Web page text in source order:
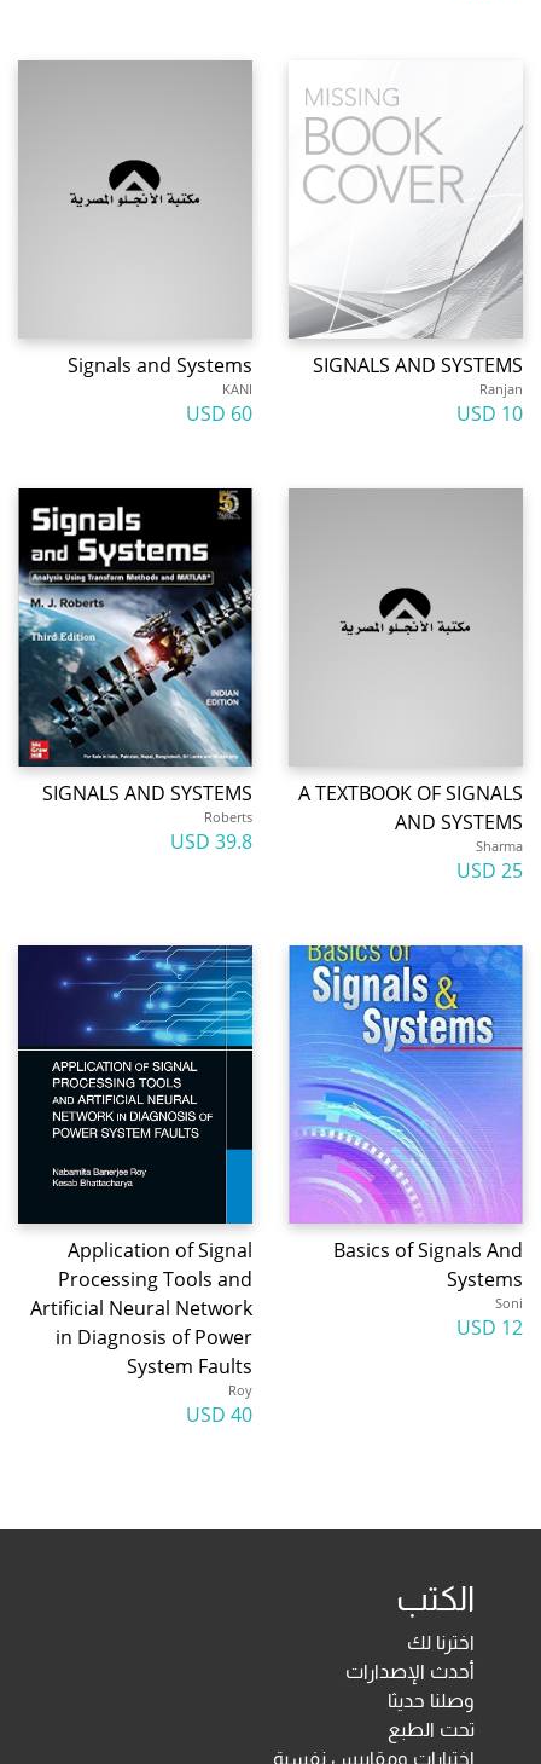
SIGNALS AND SYSTEMS
Ranjan
10 USD
Signals and Systems
KANI
60 USD
A TEXTBOOK OF SIGNALS
AND SYSTEMS
Sharma
25 USD
SIGNALS AND SYSTEMS
Roberts
39.8 USD
Basics of Signals And
Systems
Soni
12 USD
Application of Signal
Processing Tools and
Artificial Neural Network
in Diagnosis of Power
System Faults
Roy
40 USD
الكتب
اخترنا لك
أحدث الإصدارات
وصلنا حديثا
تحت الطبع
اختبارات ومقاييس نفسية